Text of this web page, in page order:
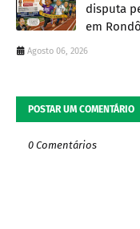
disputa
em
Agosto 06, 2026
POSTAR UM COMENTÁRIO
0 Comentários